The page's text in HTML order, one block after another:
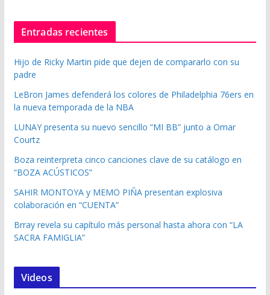
Entradas recientes
Hijo de Ricky Martin pide que dejen de compararlo con su
padre
LeBron James defenderá los colores de Philadelphia 76ers en
la nueva temporada de la NBA
LUNAY presenta su nuevo sencillo “MI BB” junto a Omar
Courtz
Boza reinterpreta cinco canciones clave de su catálogo en
“BOZA ACÚSTICOS”
SAHIR MONTOYA y MEMO PIÑA presentan explosiva
colaboración en “CUENTA”
Brray revela su capítulo más personal hasta ahora con “LA
SACRA FAMIGLIA”
Videos